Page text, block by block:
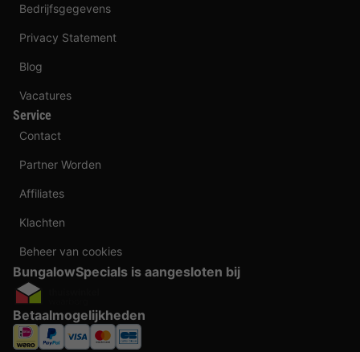
Bedrijfsgegevens
Privacy Statement
Blog
Vacatures
Service
Contact
Partner Worden
Affiliates
Klachten
Beheer van cookies
BungalowSpecials is aangesloten bij
Betaalmogelijkheden